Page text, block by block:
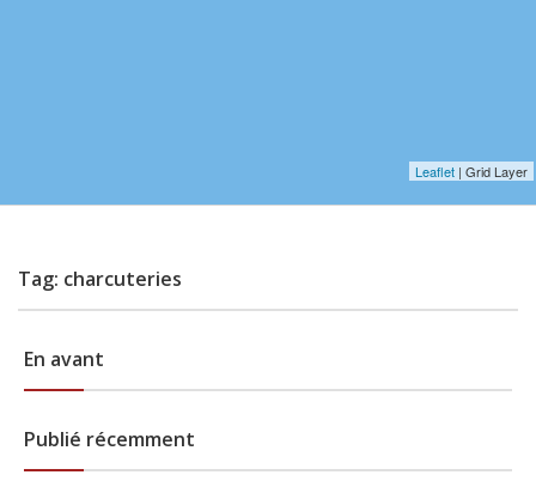
Leaflet | Grid Layer
Tag: charcuteries
En avant
Publié récemment